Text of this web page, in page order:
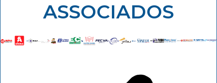
ASSOCIADOS